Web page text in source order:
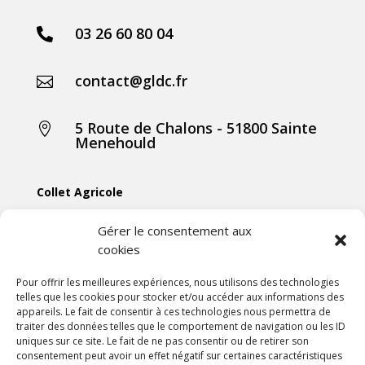
Gérer le consentement aux
cookies
Pour offrir les meilleures expériences, nous utilisons des technologies
telles que les cookies pour stocker et/ou accéder aux informations des
appareils. Le fait de consentir à ces technologies nous permettra de
traiter des données telles que le comportement de navigation ou les ID
uniques sur ce site. Le fait de ne pas consentir ou de retirer son
consentement peut avoir un effet négatif sur certaines caractéristiques
 03 26 60 80 04
 contact@gldc.fr
 5 Route de Chalons - 51800 Sainte
Menehould
Collet Agricole
Collet Motoculture
Collet Élevage
Les actus